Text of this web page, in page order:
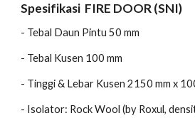
Spesifikasi FIRE DOOR (SNI)
- Tebal Daun Pintu 50 mm
- Tebal Kusen 100 mm
- Tinggi & Lebar Kusen 2150 mm x
- Isolator: Rock Wool (by Roxul,